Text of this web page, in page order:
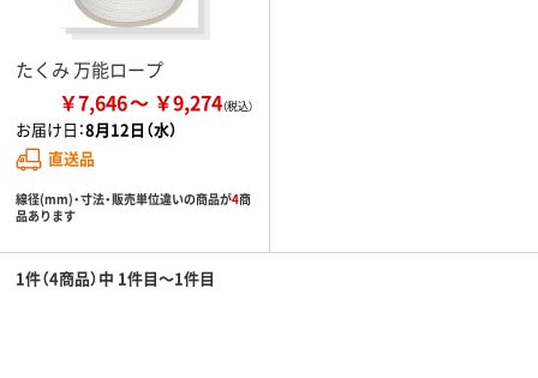
たくみ 万能ロープ
￥7,646 ￥9,274
お届け日：8月12日（水）
直送品
線径(mm)・寸法・販売単位違いの商品が4商
品あります
1件（4商品）中 1件目～1件目